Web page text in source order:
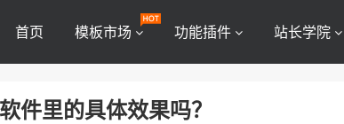
首页 模板市场 功能插件 站长学院
件里的具体效果吗？